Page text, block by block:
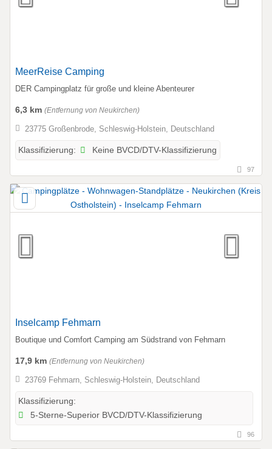
MeerReise Camping
DER Campingplatz für große und kleine Abenteurer
6,3 km (Entfernung von Neukirchen)
23775 Großenbrode, Schleswig-Holstein, Deutschland
Klassifizierung: Keine BVCD/DTV-Klassifizierung
97
Inselcamp Fehmarn
Boutique und Comfort Camping am Südstrand von Fehmarn
17,9 km (Entfernung von Neukirchen)
23769 Fehmarn, Schleswig-Holstein, Deutschland
Klassifizierung:
5-Sterne-Superior BVCD/DTV-Klassifizierung
96